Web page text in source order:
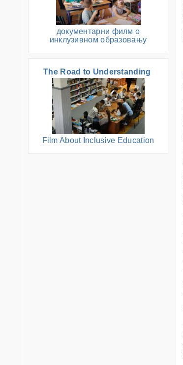
документарни филм о
инклузивном образовању
The Road to Understanding
Film About Inclusive Education